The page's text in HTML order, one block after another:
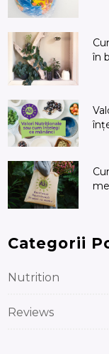
în
Categorii
Nutrition
Reviews